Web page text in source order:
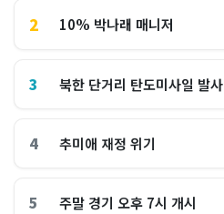
2 10% 박나래 매니저
3 북한 단거리 탄도미사일 발사
4 추미애 재정 위기
5 주말 경기 오후 7시 개시